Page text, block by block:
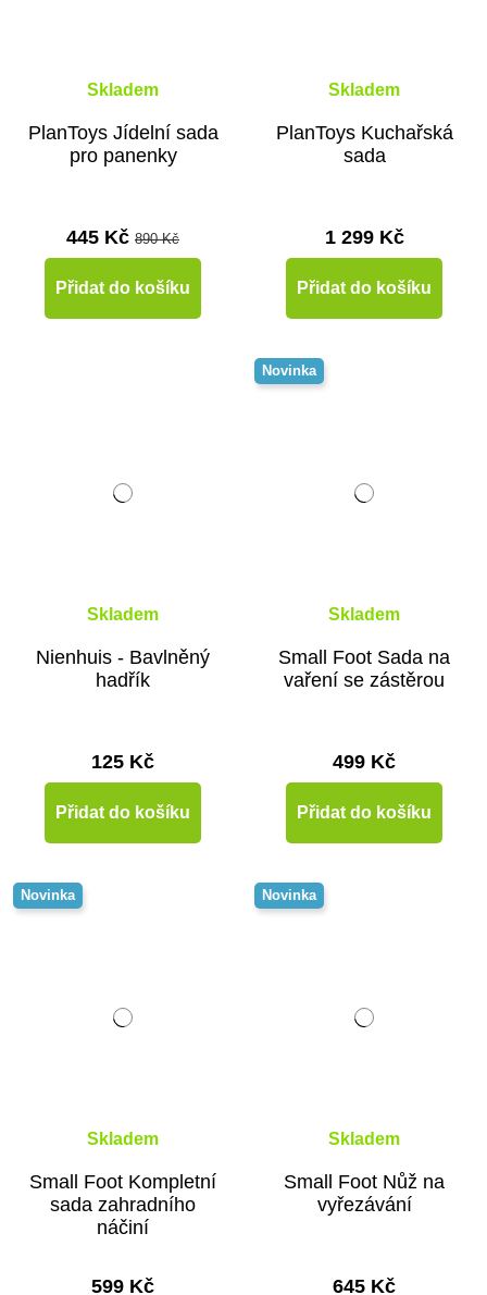
Skladem
PlanToys Jídelní sada
pro panenky
445 Kč 890 Kč
Přidat do košíku
Skladem
PlanToys Kuchařská
sada
1 299 Kč
Přidat do košíku
Skladem
Nienhuis - Bavlněný
hadřík
125 Kč
Přidat do košíku
Novinka
Skladem
Small Foot Sada na
vaření se zástěrou
499 Kč
Přidat do košíku
Novinka
Skladem
Small Foot Kompletní
sada zahradního
náčiní
599 Kč
Novinka
Skladem
Small Foot Nůž na
vyřezávání
645 Kč